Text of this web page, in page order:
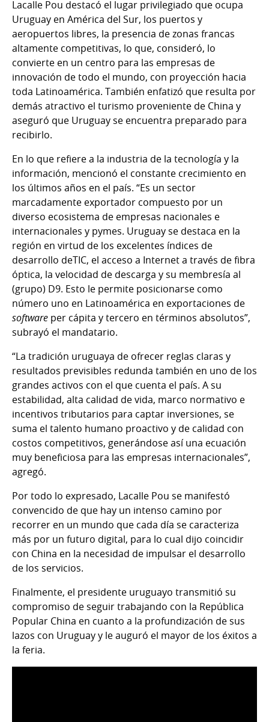
Lacalle Pou destacó el lugar privilegiado que ocupa
Uruguay en América del Sur, los puertos y
aeropuertos libres, la presencia de zonas francas
altamente competitivas, lo que, consideró, lo
convierte en un centro para las empresas de
innovación de todo el mundo, con proyección hacia
toda Latinoamérica. También enfatizó que resulta por
demás atractivo el turismo proveniente de China y
aseguró que Uruguay se encuentra preparado para
recibirlo.
En lo que refiere a la industria de la tecnología y la
información, mencionó el constante crecimiento en
los últimos años en el país. “Es un sector
marcadamente exportador compuesto por un
diverso ecosistema de empresas nacionales e
internacionales y pymes. Uruguay se destaca en la
región en virtud de los excelentes índices de
desarrollo deTIC, el acceso a Internet a través de fibra
óptica, la velocidad de descarga y su membresía al
(grupo) D9. Esto le permite posicionarse como
número uno en Latinoamérica en exportaciones de
software per cápita y tercero en términos absolutos”,
subrayó el mandatario.
“La tradición uruguaya de ofrecer reglas claras y
resultados previsibles redunda también en uno de los
grandes activos con el que cuenta el país. A su
estabilidad, alta calidad de vida, marco normativo e
incentivos tributarios para captar inversiones, se
suma el talento humano proactivo y de calidad con
costos competitivos, generándose así una ecuación
muy beneficiosa para las empresas internacionales”,
agregó.
Por todo lo expresado, Lacalle Pou se manifestó
convencido de que hay un intenso camino por
recorrer en un mundo que cada día se caracteriza
más por un futuro digital, para lo cual dijo coincidir
con China en la necesidad de impulsar el desarrollo
de los servicios.
Finalmente, el presidente uruguayo transmitió su
compromiso de seguir trabajando con la República
Popular China en cuanto a la profundización de sus
lazos con Uruguay y le auguró el mayor de los éxitos a
la feria.